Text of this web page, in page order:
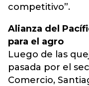
competitivo”.
Alianza del
para el agro
Luego de las
pasada por el
Comercio,